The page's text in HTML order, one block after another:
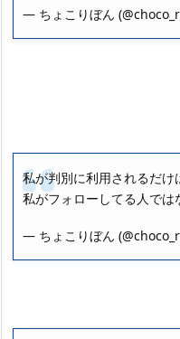
— ちょこりぼん
私が判別に利用されるだけ
私がフォローしてる人では
— ちょこりぼん